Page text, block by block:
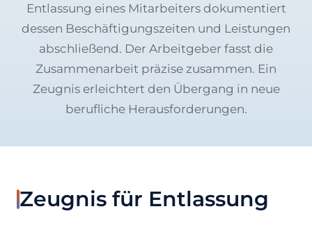
Entlassung eines Mitarbeiters dokumentiert
dessen Beschäftigungszeiten und Leistungen
abschließend. Der Arbeitgeber fasst die
Zusammenarbeit präzise zusammen. Ein
Zeugnis erleichtert den Übergang in neue
berufliche Herausforderungen.
Zeugnis für Entlassung